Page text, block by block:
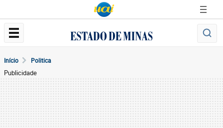
Início Politica
Publicidade